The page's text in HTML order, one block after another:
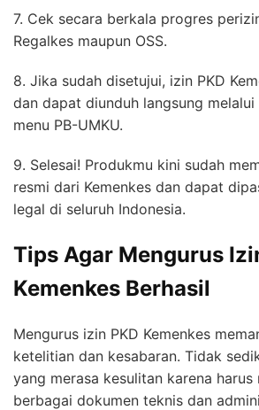
7. Cek secara berkala progres
Regalkes maupun OSS.
8. Jika sudah disetujui, izin PKD
dan dapat diunduh langsung melalui
menu PB-UMKU.
9. Selesai! Produkmu kini sudah
resmi dari Kemenkes dan dapat
legal di seluruh Indonesia.
Tips Agar Mengurus
Kemenkes Berhasil
Mengurus izin PKD Kemenkes
ketelitian dan kesabaran. Tidak
yang merasa kesulitan karena harus
berbagai dokumen teknis dan